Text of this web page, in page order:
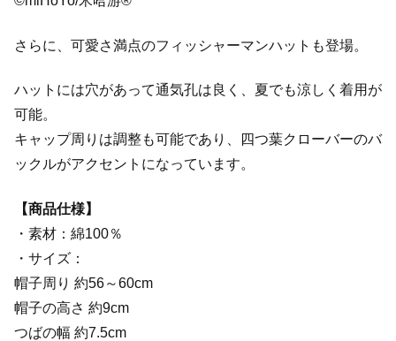
さらに、可愛さ満点のフィッシャーマンハットも登場。
ハットには穴があって通気孔は良く、夏でも涼しく着用が
可能。
キャップ周りは調整も可能であり、四つ葉クローバーのバ
ックルがアクセントになっています。
【商品仕様】
・素材：綿100％
・サイズ：
帽子周り 約56～60cm
帽子の高さ 約9cm
つばの幅 約7.5cm